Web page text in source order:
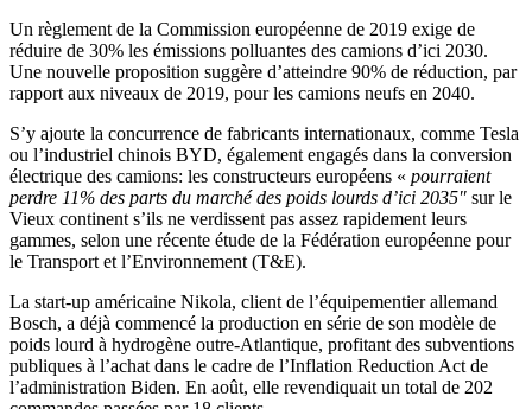
Un règlement de la Commission européenne de 2019 exige de
réduire de 30% les émissions polluantes des camions d’ici 2030.
Une nouvelle proposition suggère d’atteindre 90% de réduction, par
rapport aux niveaux de 2019, pour les camions neufs en 2040.
S’y ajoute la concurrence de fabricants internationaux, comme Tesla
ou l’industriel chinois BYD, également engagés dans la conversion
électrique des camions: les constructeurs européens « pourraient
perdre 11% des parts du marché des poids lourds d’ici 2035″ sur le
Vieux continent s’ils ne verdissent pas assez rapidement leurs
gammes, selon une récente étude de la Fédération européenne pour
le Transport et l’Environnement (T&E).
La start-up américaine Nikola, client de l’équipementier allemand
Bosch, a déjà commencé la production en série de son modèle de
poids lourd à hydrogène outre-Atlantique, profitant des subventions
publiques à l’achat dans le cadre de l’Inflation Reduction Act de
l’administration Biden. En août, elle revendiquait un total de 202